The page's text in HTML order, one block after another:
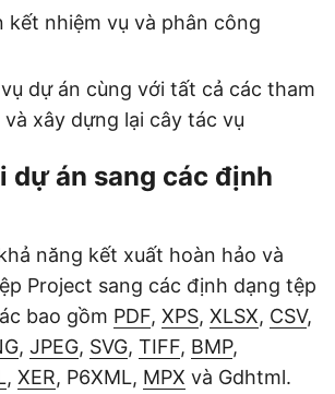
kết nhiệm vụ và phân công
dự án cùng với tất cả các tham
và xây dựng lại cây tác vụ
dự án sang các định
năng kết xuất hoàn hảo và
Project sang các định dạng tệp
bao gồm PDF, XPS, XLSX, CSV,
, JPEG, SVG, TIFF, BMP,
, XER, P6XML, MPX và Gdhtml.